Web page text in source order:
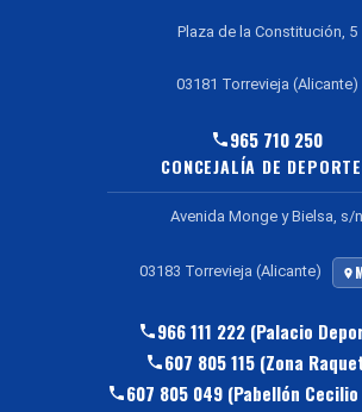
Plaza de la Constitución, 5
03181 Torrevieja (Alicante)
965 710 250
CONCEJALÍA DE
Avenida Monge y Bielsa, s/n
03183 Torrevieja (Alicante)
966 111 222 (Palacio
607 805 115 (Zona
607 805 049 (Pabellón